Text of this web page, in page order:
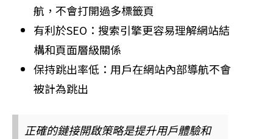
航，不會打開過多標籤頁
有利於SEO：搜索引擎更容易理解網站結
構和頁面層級關係
保持跳出率低：用戶在網站內部導航不會
被計為跳出
正確的鏈接開啟策略是提升用戶體驗和